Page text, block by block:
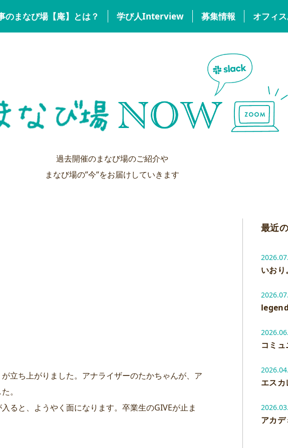
のまなび場【庵】とは？ 学び人Interview 募集情報 オフィ
過去開催のまなび場のご紹介や
まなび場の”今”をお届けしていきます
立ち上がりました。アナライザーのたかちゃんが、ア
。
ると、ようやく面になります。卒業生のGIVEが止ま
最近
いおり。
legend
コミュ
エスカ
アカデ